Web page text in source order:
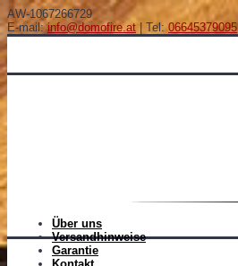
AW-1067266729
E-mail:info@domofire.at | Tel: 06645379095
Über uns
Versandhinweise
Garantie